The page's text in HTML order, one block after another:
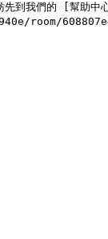
妨先到我們的 [